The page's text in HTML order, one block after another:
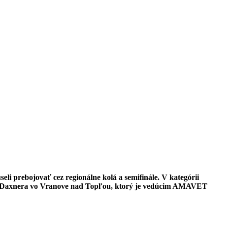
prebojovať cez regionálne kolá a semifinále. V kategórii
vo Vranove nad Topľou, ktorý je vedúcim AMAVET